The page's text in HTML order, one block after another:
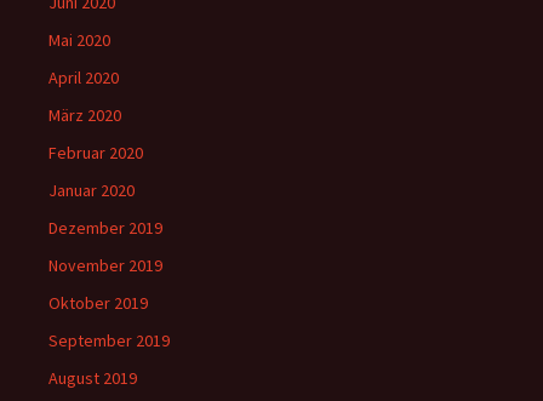
Mai 2020
April 2020
März 2020
Februar 2020
Januar 2020
Dezember 2019
November 2019
Oktober 2019
September 2019
August 2019